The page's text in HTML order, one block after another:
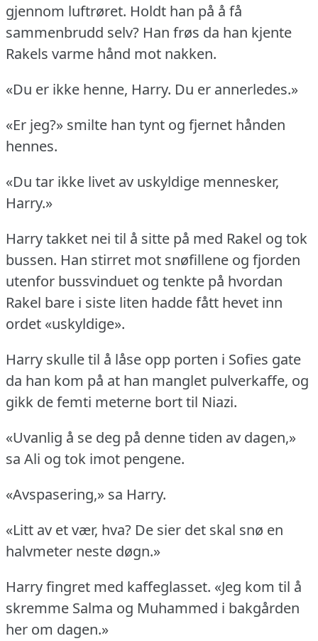
gjennom luftrøret. Holdt han på å få
sammenbrudd selv? Han frøs da han kjente
Rakels varme hånd mot nakken.
«Du er ikke henne, Harry. Du er annerledes.»
«Er jeg?» smilte han tynt og fjernet hånden
hennes.
«Du tar ikke livet av uskyldige mennesker,
Harry.»
Harry takket nei til å sitte på med Rakel og tok
bussen. Han stirret mot snøfillene og fjorden
utenfor bussvinduet og tenkte på hvordan
Rakel bare i siste liten hadde fått hevet inn
ordet «uskyldige».
Harry skulle til å låse opp porten i Sofies gate
da han kom på at han manglet pulverkaffe, og
gikk de femti meterne bort til Niazi.
«Uvanlig å se deg på denne tiden av dagen,»
sa Ali og tok imot pengene.
«Avspasering,» sa Harry.
«Litt av et vær, hva? De sier det skal snø en
halvmeter neste døgn.»
Harry fingret med kaffeglasset. «Jeg kom til å
skremme Salma og Muhammed i bakgården
her om dagen.»